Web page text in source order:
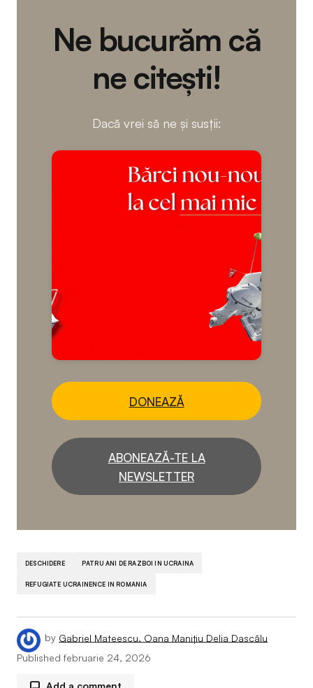
Ne bucurăm că
ne citești!
Dacă vrei să ne și susții:
DONEAZĂ
ABONEAZĂ-TE LA
NEWSLETTER
DESCHIDERE PATRU ANI DE RAZBOI IN UCRAINA
REFUGIATE UCRAINENCE IN ROMANIA
by Gabriel Mateescu, Oana Manițiu Delia Dascălu
Published februarie 24, 2026